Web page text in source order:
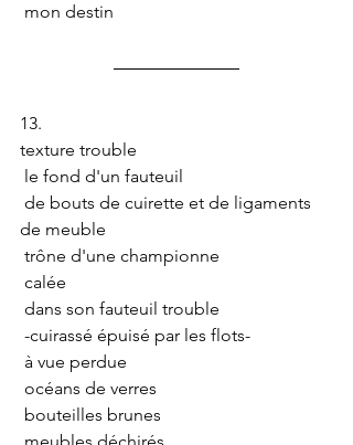
mon destin
13.
texture trouble
le fond d'un fauteuil
de meuble
trône d'une championne
calée
dans son fauteuil trouble
-cuirassé épuisé par les flots-
à vue perdue
océans de verres
bouteilles brunes